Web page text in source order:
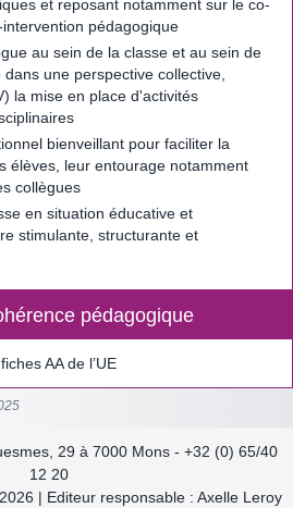
et reposant notamment sur le co-
pédagogique
au sein de la classe et au sein de
une perspective collective,
la mise en place d'activités
bienveillant pour faciliter la
élèves, leur entourage notamment
collègues
en situation éducative et
stimulante, structurante et
pédagogique
AA de l’UE
29 à 7000 Mons - +32 (0) 65/40
12 20
| Editeur responsable : Axelle Leroy